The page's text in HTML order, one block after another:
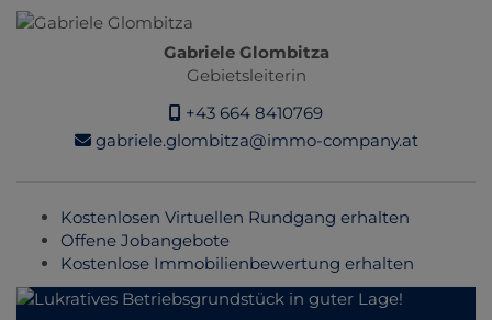
Gabriele Glombitza
Gebietsleiterin
+43 664 8410769
gabriele.glombitza@immo-company.at
Kostenlosen Virtuellen Rundgang erhalten
Offene Jobangebote
Kostenlose Immobilienbewertung erhalten